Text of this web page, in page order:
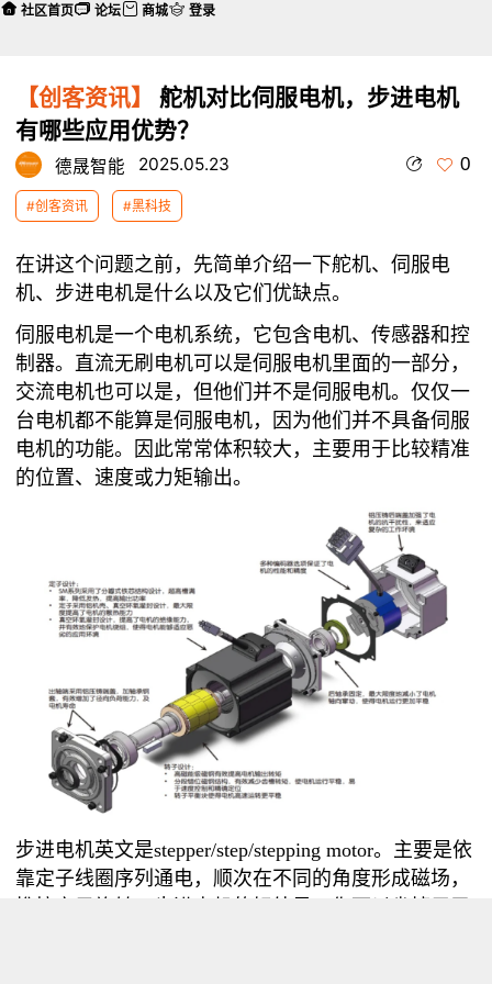
【创客资讯】
舵机对比伺服电机，步进电机
有哪些应用优势？
德晟智能 2025.05.23 0
#创客资讯 #黑科技
在讲这个问题之前，先简单介绍一下舵机、伺服电
机、步进电机是什么以及它们优缺点。
伺服电机是一个电机系统，它包含电机、传感器和控
制器。直流无刷电机可以是伺服电机里面的一部分，
交流电机也可以是，但他们并不是伺服电机。仅仅一
台电机都不能算是伺服电机，因为他们并不具备伺服
电机的功能。因此常常体积较大，主要用于比较精准
的位置、速度或力矩输出。
步进电机英文是stepper/step/stepping motor。主要是依
靠定子线圈序列通电，顺次在不同的角度形成磁场，
社区首页 论坛 商城 登录